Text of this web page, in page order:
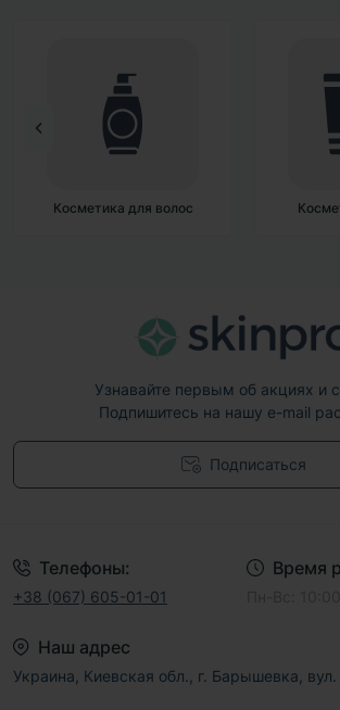
Косметика для тела
Узнавайте первым об акциях и
Подпишитесь на нашу e-mail
Подписаться
Телефоны:
+38 (067) 605-01-01
Время
Наш адрес
Украина, Киевская обл., г. Барышевка,